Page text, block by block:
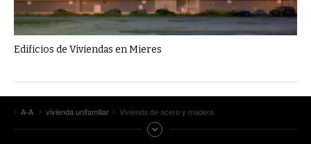
Edificios de Viviendas en Mieres
A-A vivienda unifamiliar Vivienda de acero y madera